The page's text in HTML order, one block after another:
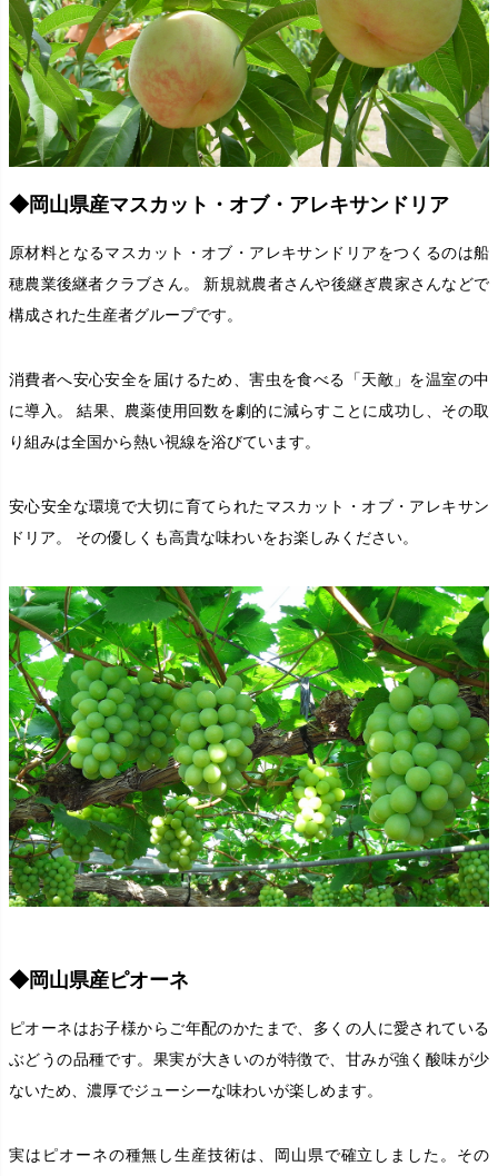
◆岡山県産マスカット・オブ・アレキサンドリア
原材料となるマスカット・オブ・アレキサンドリアをつくるのは船
穂農業後継者クラブさん。 新規就農者さんや後継ぎ農家さんなどで
構成された生産者グループです。
消費者へ安心安全を届けるため、害虫を食べる「天敵」を温室の中
に導入。 結果、農薬使用回数を劇的に減らすことに成功し、その取
り組みは全国から熱い視線を浴びています。
安心安全な環境で大切に育てられたマスカット・オブ・アレキサン
ドリア。 その優しくも高貴な味わいをお楽しみください。
◆岡山県産ピオーネ
ピオーネはお子様からご年配のかたまで、多くの人に愛されている
ぶどうの品種です。果実が大きいのが特徴で、甘みが強く酸味が少
ないため、濃厚でジューシーな味わいが楽しめます。
実はピオーネの種無し生産技術は、岡山県で確立しました。その